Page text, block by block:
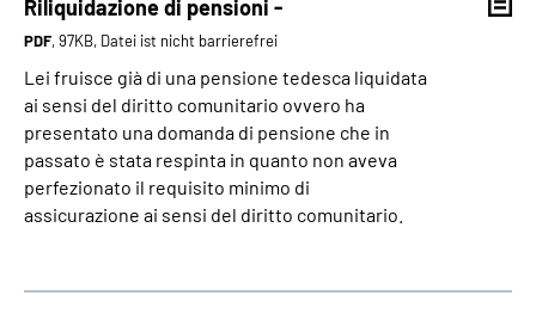
Riliquidazione di pensioni -
PDF, 97KB, Datei ist nicht barrierefrei
Lei fruisce già di una pensione tedesca liquidata
ai sensi del diritto comunitario ovvero ha
presentato una domanda di pensione che in
passato è stata respinta in quanto non aveva
perfezionato il requisito minimo di
assicurazione ai sensi del diritto comunitario.